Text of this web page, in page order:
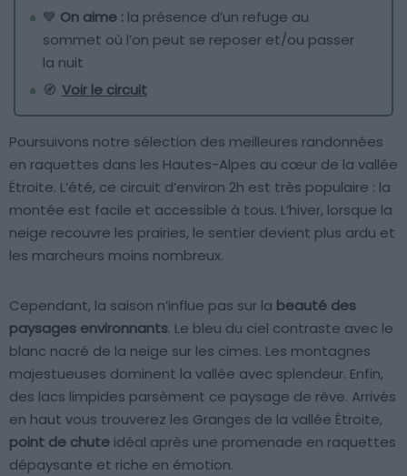
💙 On aime : la présence d’un refuge au
sommet où l’on peut se reposer et/ou passer
la nuit
🧭 Voir le circuit
Poursuivons notre sélection des meilleures randonnées
en raquettes dans les Hautes-Alpes au cœur de la vallée
Étroite. L’été, ce circuit d’environ 2h est très populaire : la
montée est facile et accessible à tous. L’hiver, lorsque la
neige recouvre les prairies, le sentier devient plus ardu et
les marcheurs moins nombreux.
Cependant, la saison n’influe pas sur la beauté des
paysages environnants. Le bleu du ciel contraste avec le
blanc nacré de la neige sur les cimes. Les montagnes
majestueuses dominent la vallée avec splendeur. Enfin,
des lacs limpides parsèment ce paysage de rêve. Arrivés
en haut vous trouverez les Granges de la vallée Étroite,
point de chute idéal après une promenade en raquettes
dépaysante et riche en émotion.